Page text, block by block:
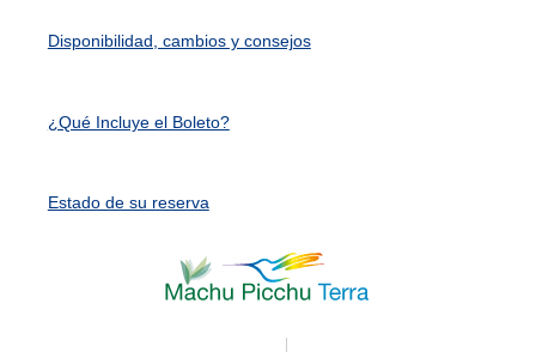
Disponibilidad, cambios y consejos
¿Qué Incluye el Boleto?
Estado de su reserva